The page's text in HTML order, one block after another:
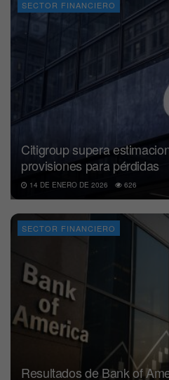
SECTOR FINANCIERO
Citigroup supera
provisiones para pérdidas
14 DE ENERO DE 2026 626
SECTOR FINANCIERO
Resultados de Bank of